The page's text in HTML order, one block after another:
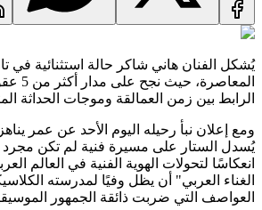
يُشكل الفنان هاني شاكر حالة استثنائية في
الرابط بين زمن العمالقة وموجات الحداثة
يُسدل الستار على مسيرة فنية لم تكن مجرد
انعكاسًا لتحولات الهوية الفنية في العالم
الغناء العربي" أن يظل وفيًا لمدرسته
العواصف التي ضربت ذائقة الجمهور